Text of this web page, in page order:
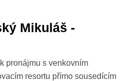
Mikuláš -
pronájmu s venkovním
resortu přímo sousedícím